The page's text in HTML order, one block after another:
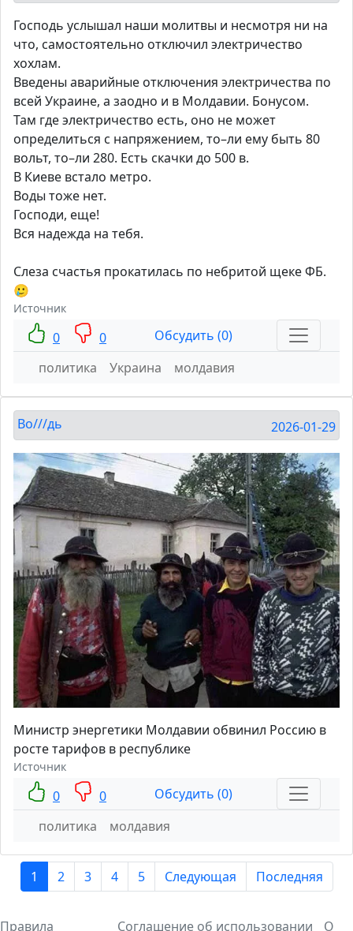
Господь услышал наши молитвы и несмотря ни на
что, самостоятельно отключил электричество
хохлам.
Введены аварийные отключения электричества по
всей Украине, а заодно и в Молдавии. Бонусом.
Там где электричество есть, оно не может
определиться с напряжением, то–ли ему быть 80
вольт, то–ли 280. Есть скачки до 500 в.
В Киеве встало метро.
Воды тоже нет.
Господи, еще!
Вся надежда на тебя.
Слеза счастья прокатилась по небритой щеке ФБ.
🥲
Источник
0 0
Обсудить (0)
политика
Украина молдавия
Во///дь 2026-01-29
Министр энергетики Молдавии обвинил Россию в
росте тарифов в республике
Источник
0 0
Обсудить (0)
политика
молдавия
1 2 3 4 5 Следующая Последняя
Правила Соглашение об использовании О